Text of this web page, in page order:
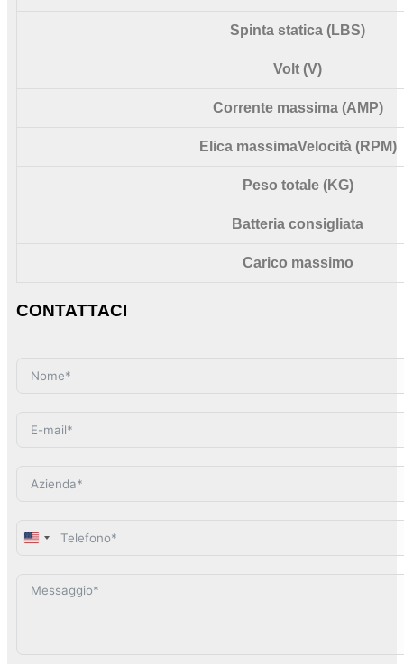
Spinta statica (LBS)
Volt (V)
Corrente massima (AMP)
Elica massimaVelocità (RPM)
Peso totale (KG)
Batteria consigliata
Carico massimo
CONTATTACI
United